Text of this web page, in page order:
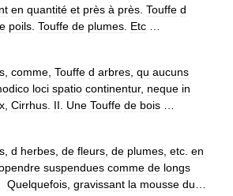
en quantité et près à près Touffe d
poils Touffe de plumes Etc
comme Touffe d arbres qu aucuns
loci spatio continentur, neque in
Cirrhus II Une Touffe de bois
d herbes de fleurs de plumes etc en
suspendues comme de longs
Quelquefois gravissant la mousse du